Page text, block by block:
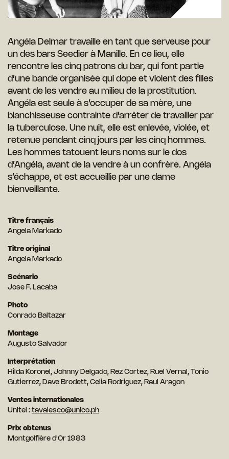
Angéla Delmar travaille en tant que serveuse pour
un des bars Seedier à Manille. En ce lieu, elle
rencontre les cinq patrons du bar, qui font partie
d’une bande organisée qui dope et violent des filles
avant de les vendre au milieu de la prostitution.
Angéla est seule à s’occuper de sa mère, une
blanchisseuse contrainte d’arrêter de travailler par
la tuberculose. Une nuit, elle est enlevée, violée, et
retenue pendant cinq jours par les cinq hommes.
Les hommes tatouent leurs noms sur le dos
d’Angéla, avant de la vendre à un confrère. Angéla
s’échappe, et est accueillie par une dame
bienveillante.
Titre français
Angela Markado
Titre original
Angela Markado
Scénario
Jose F. Lacaba
Photo
Conrado Baltazar
Montage
Augusto Salvador
Interprétation
Hilda Koronel, Johnny Delgado, Rez Cortez, Ruel Vernal, Tonio
Gutierrez, Dave Brodett, Celia Rodriguez, Raul Aragon
Ventes internationales
Unitel : tavalesco@unico.ph
Prix obtenus
Montgolfière d'Or 1983